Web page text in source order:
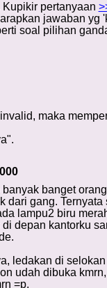
pertanyaan
jawaban yg
soal pilihan
maka
banget
gang.
lampu2 biru
depan kantorku
ledakan di
udah dibuka
=p.